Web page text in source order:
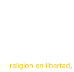
religion en libertad,